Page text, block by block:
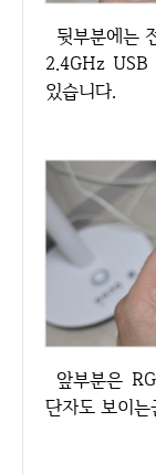
뒷부분에는 전원 및 데이터를 공급받을 C타입 단자와
2.4GHz USB
있습니다.
앞부분은 RGB를 위한 터치 버튼이 있습니다. 충전
단자도 보이는